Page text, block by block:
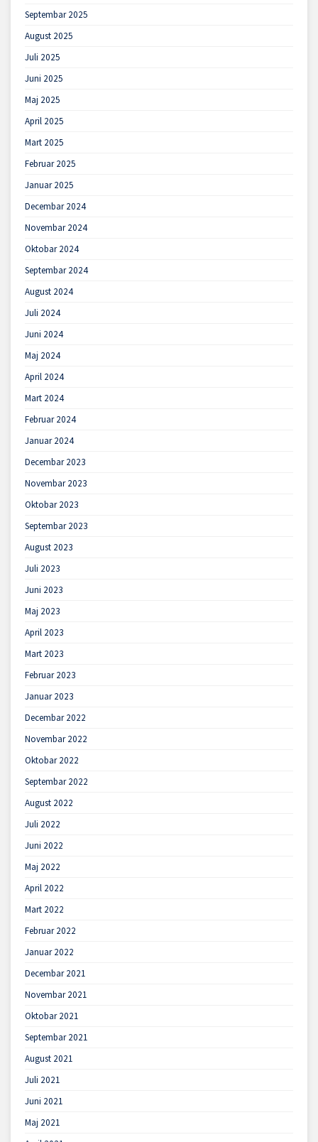
Septembar 2025
August 2025
Juli 2025
Juni 2025
Maj 2025
April 2025
Mart 2025
Februar 2025
Januar 2025
Decembar 2024
Novembar 2024
Oktobar 2024
Septembar 2024
August 2024
Juli 2024
Juni 2024
Maj 2024
April 2024
Mart 2024
Februar 2024
Januar 2024
Decembar 2023
Novembar 2023
Oktobar 2023
Septembar 2023
August 2023
Juli 2023
Juni 2023
Maj 2023
April 2023
Mart 2023
Februar 2023
Januar 2023
Decembar 2022
Novembar 2022
Oktobar 2022
Septembar 2022
August 2022
Juli 2022
Juni 2022
Maj 2022
April 2022
Mart 2022
Februar 2022
Januar 2022
Decembar 2021
Novembar 2021
Oktobar 2021
Septembar 2021
August 2021
Juli 2021
Juni 2021
Maj 2021